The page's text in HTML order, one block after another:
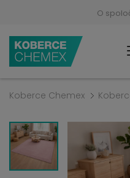
O
Koberce Chemex